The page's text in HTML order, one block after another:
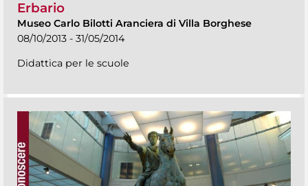
Erbario
Museo Carlo Bilotti Aranciera di Villa Borghese
08/10/2013 - 31/05/2014
Didattica per le scuole